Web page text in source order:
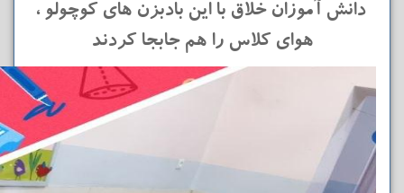
دانش آموزان خلاق با این بادبزن های کوچولو ،
هوای کلاس را هم جابجا کردند